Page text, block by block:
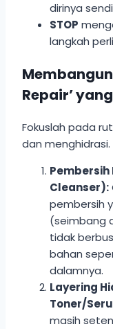
dirinya
STOP
langkah
Repair’
Fokuslah pada
dan menghidrasi.
Cleanser):
pembersih
(seimbang
tidak
bahan
dalamnya.
Layering
Toner/
masih